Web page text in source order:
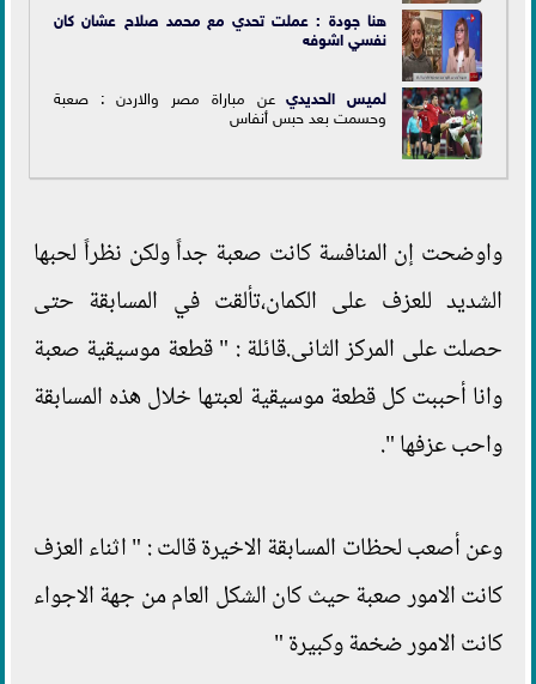
هنا جودة : عملت تحدي مع محمد صلاح عشان كان
نفسي اشوفه
لميس الحديديعن مباراة مصر والاردن : صعبة
وحسمت بعد حبس أنفاس
واوضحت إن المنافسة كانت صعبة جداً ولكن نظراً لحبها
الشديد للعزف على الكمان،تألقت في المسابقة حتى
حصلت على المركز الثانى.قائلة : " قطعة موسيقية صعبة
وانا أحببت كل قطعة موسيقية لعبتها خلال هذه المسابقة
واحب عزفها ".
وعن أصعب لحظات المسابقة الاخيرة قالت : " اثناء العزف
كانت الامور صعبة حيث كان الشكل العام من جهة الاجواء
كانت الامور ضخمة وكبيرة "